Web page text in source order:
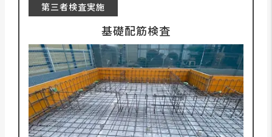
第三者検査実施
基礎配筋検査